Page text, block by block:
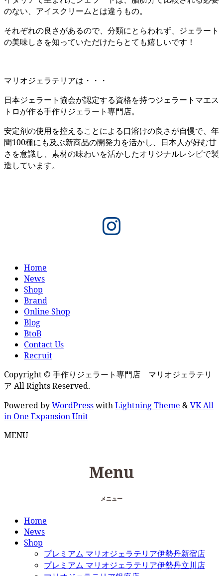
のない、アイスクリームとは違うもの。
それぞれの良さがあるので、分類にとらわれず、ジェラート
の美味しさを知っていただけたらとても嬉しいです！
マリオジェラテリアは・・・
日本ジェラート協会が認定する資格を持つジェラートマエス
トロが作る手作りジェラート専門店。
安定剤の使用を控えることによる口溶けの良さが自慢で、年
間100種にも及ぶ新商品の開発力を活かし、日本人が好む甘
さを意識し、素材の味わいを活かしたオリジナルレシピで製
造しています。
Instagram
Home
News
Shop
Brand
Online Shop
Blog
BtoB
Contact Us
Recruit
Copyright © 手作りジェラート専門店 マリオジェラテリ
ア All Rights Reserved.
Powered byWordPresswithLightning Theme &VK All
in One Expansion Unit
MENU
Menu
メニュー
Home
News
Shop
プレミアム マリオジェラテリア伊勢丹新宿店
プレミアム マリオジェラテリア伊勢丹立川店